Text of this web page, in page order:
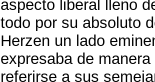
aspecto liberal lleno
todo por su absoluto
Herzen un lado
expresaba de
referirse a sus